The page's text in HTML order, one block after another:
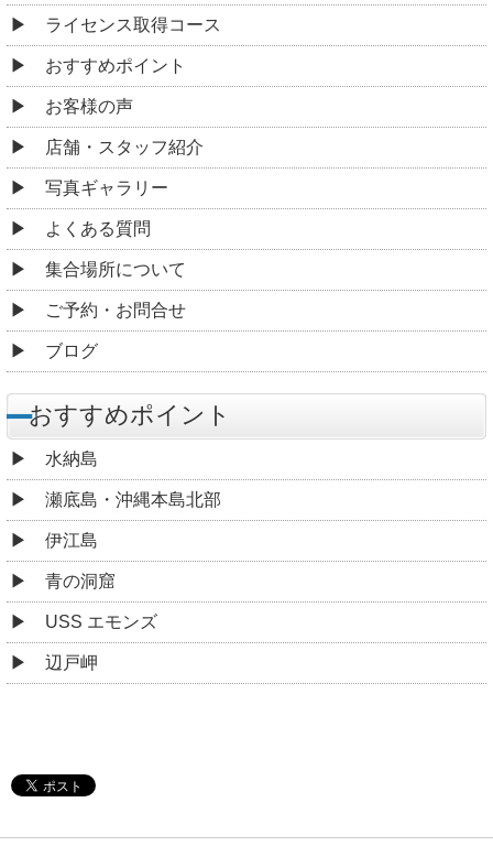
ライセンス取得コース
おすすめポイント
お客様の声
店舗・スタッフ紹介
写真ギャラリー
よくある質問
集合場所について
ご予約・お問合せ
ブログ
おすすめポイント
水納島
瀬底島・沖縄本島北部
伊江島
青の洞窟
USS エモンズ
辺戸岬